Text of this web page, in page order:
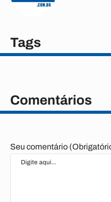
Tags
Comentários
Seu comentário